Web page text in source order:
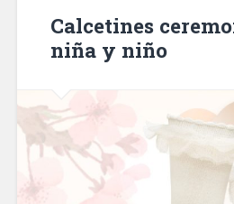
Calcetines
niña y niño